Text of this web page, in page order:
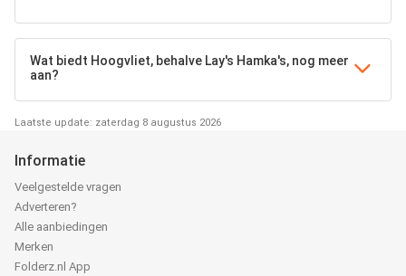
Wat biedt Hoogvliet, behalve Lay's Hamka's, nog meer
aan?
Laatste update: zaterdag 8 augustus 2026
Informatie
Veelgestelde vragen
Adverteren?
Alle aanbiedingen
Merken
Folderz.nl App